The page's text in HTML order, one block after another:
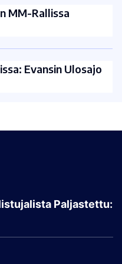
MM-Rallissa
Evansin Ulosajo
Paljastettu: